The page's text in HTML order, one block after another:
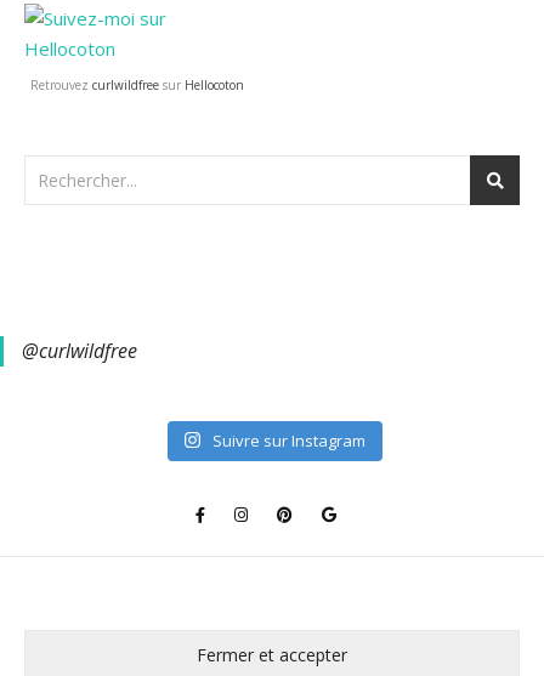
Retrouvez curlwildfree sur Hellocoton
@curlwildfree
Suivre sur Instagram